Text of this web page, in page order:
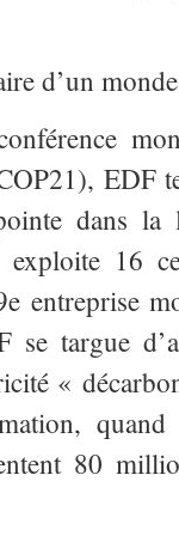
d’un
EDF
dans la
16
entreprise
se targue
«
80